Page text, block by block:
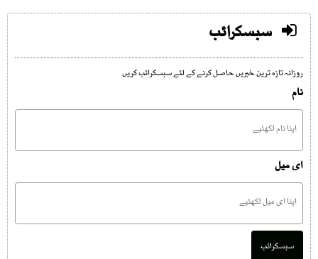
سبسکرائب
روزانہ تازہ ترین خبریں حاصل کرنے کے لئے سبسکرائب کریں
نام
ای میل
سبسکرائب